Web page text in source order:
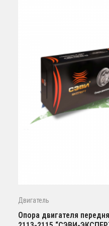
Двигатель
Опора двигателя